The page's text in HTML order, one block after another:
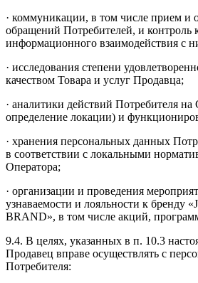
· коммуникации, в том числе прием и
обращений Потребителей, и контроль
информационного взаимодействия с
· исследования степени
качеством Товара и услуг Продавца;
· аналитики действий Потребителя на
определение локации) и
· хранения персональных данных
в соответствии с локальными
Оператора;
· организации и проведения
узнаваемости и лояльности к бренду
BRAND», в том числе акций,
9.4. В целях, указанных в п. 10.3
Продавец вправе осуществлять с
Потребителя: